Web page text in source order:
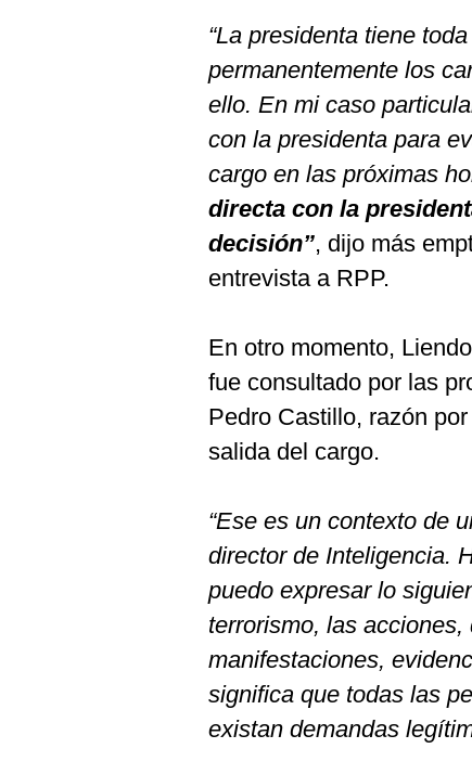
“La presidenta tiene
permanentemente los
ello. En mi caso
con la presidenta para
cargo en las próximas
directa con la
decisión”, dijo más
entrevista a RPP.
En otro momento,
fue consultado por las
Pedro Castillo, razón
salida del cargo.
“Ese es un contexto de
director de Inteligencia.
puedo expresar lo
terrorismo, las
manifestaciones,
significa que todas las
existan demandas